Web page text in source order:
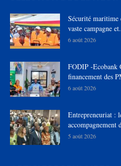
Sécurité maritime
vaste campagne
6 août 2026
FODIP -Ecobank
financement des
6 août 2026
Entrepreneuriat :
accompagnement
5 août 2026